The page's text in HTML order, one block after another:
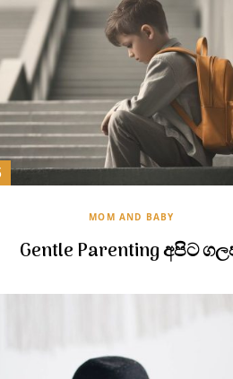
MOM AND BABY
Gentle Parenting අපිට